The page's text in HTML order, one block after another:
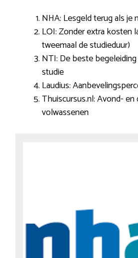
NHA: Lesgeld terug als je
LOI: Zonder extra kosten
tweemaal de studieduur)
NTI: De beste
studie
Laudius:
Thuiscursus.nl: Avond-
volwassenen